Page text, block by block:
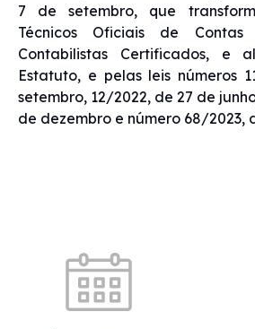
7 de setembro, que
Técnicos Oficiais de
Contabilistas Certificados, e
Estatuto, e pelas leis números
setembro, 12/2022, de 27 de
de dezembro e número 68/2023,